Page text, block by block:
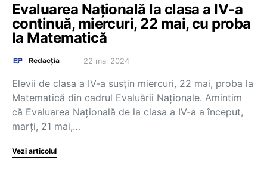
Evaluarea Națională la clasa a IV-a
continuă, miercuri, 22 mai, cu proba
la Matematică
Redacția 22 mai 2024
Elevii de clasa a IV-a susțin miercuri, 22 mai, proba la
Matematică din cadrul Evaluării Naționale. Amintim
că Evaluarea Națională de la clasa a IV-a a început,
marți, 21 mai,…
Vezi articolul